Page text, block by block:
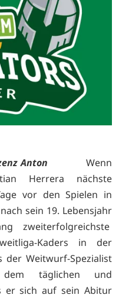
Anton
Wenn
Herrera nächste
vor den Spielen in
sein 19. Lebensjahr
zweiterfolgreichste
Kaders in der
der Weitwurf-Spezialist
täglichen und
er sich auf sein Abitur